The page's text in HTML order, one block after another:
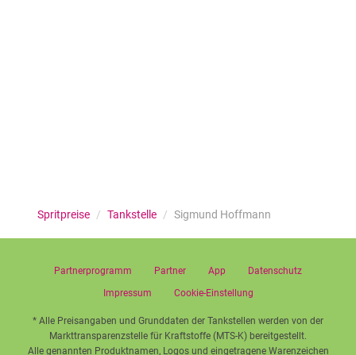
Spritpreise / Tankstelle / Sigmund Hoffmann
Partnerprogramm Partner App
Datenschutz
Impressum
Cookie-Einstellung
* Alle Preisangaben und Grunddaten der Tankstellen werden von der
Markttransparenzstelle für Kraftstoffe (MTS-K) bereitgestellt.
Alle genannten Produktnamen, Logos und eingetragene Warenzeichen